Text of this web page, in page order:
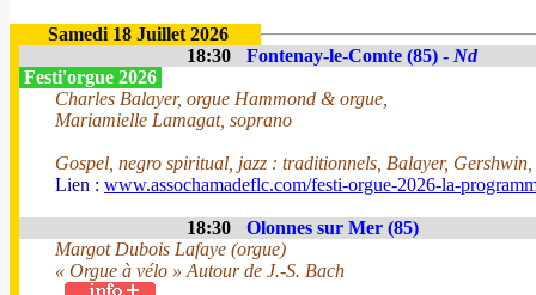
Samedi 18 Juillet 2026
18:30
Fontenay-le-Comte (85) - Nd
Festi'orgue 2026
Charles Balayer, orgue Hammond & orgue,
Mariamielle Lamagat, soprano
Gospel, negro spiritual, jazz : traditionnels, Balayer, Gershwin,
Lien : www.assochamadeflc.com/festi-orgue-2026-la-
18:30
Olonnes sur Mer (85)
Margot Dubois Lafaye (orgue)
« Orgue à vélo » Autour de J.-S. Bach